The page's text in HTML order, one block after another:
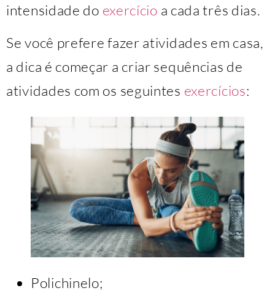
intensidade do exercício a cada três dias.
Se você prefere fazer atividades em casa,
a dica é começar a criar sequências de
atividades com os seguintes exercícios:
Polichinelo;